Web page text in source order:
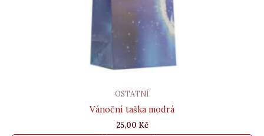
OSTATNÍ
Vánoční taška modrá
25,00 Kč